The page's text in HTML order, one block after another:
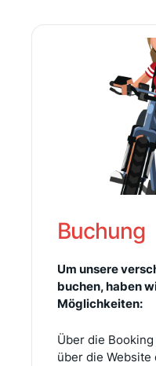
Buchung
Um unsere
buchen, haben
Möglichkeiten:
Über die Booking
über die Website